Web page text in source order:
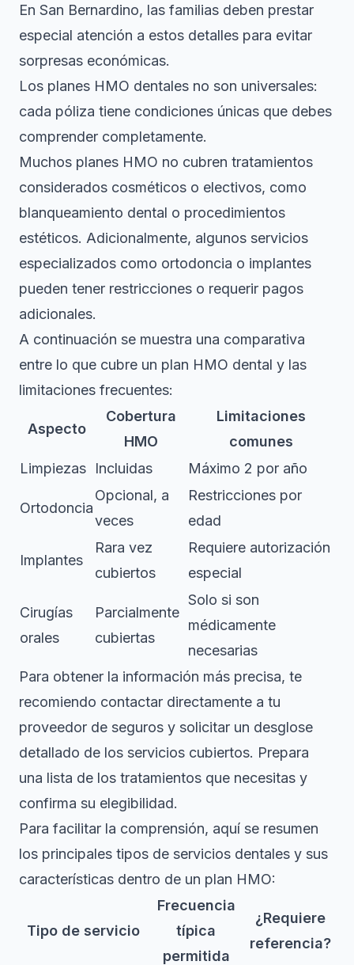
En San Bernardino, las familias deben prestar
especial atención a estos detalles para evitar
sorpresas económicas.
Los planes HMO dentales no son universales:
cada póliza tiene condiciones únicas que debes
comprender completamente.
Muchos planes HMO no cubren tratamientos
considerados cosméticos o electivos, como
blanqueamiento dental o procedimientos
estéticos. Adicionalmente, algunos servicios
especializados como ortodoncia o implantes
pueden tener restricciones o requerir pagos
adicionales.
A continuación se muestra una comparativa
entre lo que cubre un plan HMO dental y las
limitaciones frecuentes:
Aspecto
Cobertura
HMO
Limitaciones
comunes
Limpiezas
Incluidas Máximo 2 por año
Ortodoncia
Opcional, a
veces
Restricciones por
edad
Implantes
Rara vez
cubiertos
Requiere autorización
especial
Cirugías
orales
Parcialmente
cubiertas
Solo si son
médicamente
necesarias
Para obtener la información más precisa, te
recomiendo contactar directamente a tu
proveedor de seguros y solicitar un desglose
detallado de los servicios cubiertos. Prepara
una lista de los tratamientos que necesitas y
confirma su elegibilidad.
Para facilitar la comprensión, aquí se resumen
los principales tipos de servicios dentales y sus
características dentro de un plan HMO:
Tipo de servicio
Frecuencia
típica
permitida
¿Requiere
referencia?